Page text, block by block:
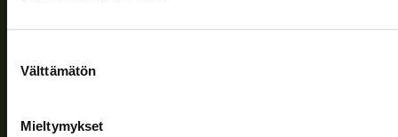
valinta
Välttämätön
Mieltymykset